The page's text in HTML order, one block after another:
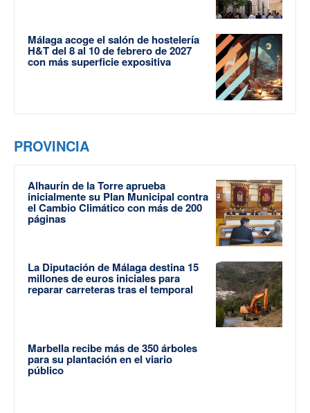
Málaga acoge el salón de hostelería
H&T del 8 al 10 de febrero de 2027
con más superficie expositiva
PROVINCIA
Alhaurín de la Torre aprueba
inicialmente su Plan Municipal contra
el Cambio Climático con más de 200
páginas
La Diputación de Málaga destina 15
millones de euros iniciales para
reparar carreteras tras el temporal
Marbella recibe más de 350 árboles
para su plantación en el viario
público